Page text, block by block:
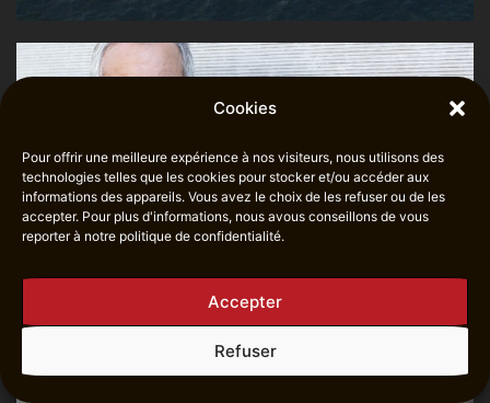
Cookies
Pour offrir une meilleure expérience à nos visiteurs, nous utilisons des
technologies telles que les cookies pour stocker et/ou accéder aux
informations des appareils. Vous avez le choix de les refuser ou de les
accepter. Pour plus d'informations, nous avous conseillons de vous
reporter à notre politique de confidentialité.
Accepter
Refuser